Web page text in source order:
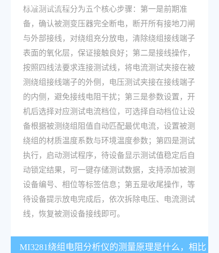
的操作流程是什么？
标准测试流程分为五个核心步骤：第一是前期准
备，确认被测变压器完全断电，断开所有接地刀闸
与外部接线，对绕组充分放电，清除绕组接线端子
表面的氧化层，保证接触良好；第二是接线操作，
按照四线法要求连接测试线，将电流测试夹接在被
测绕组接线端子的外侧，电压测试夹接在接线端子
的内侧，避免接线电阻干扰；第三是参数设置，开
机后选择对应测试电流档位，可选择自动档位让设
备根据被测绕组阻值自动匹配最优电流，设置被测
绕组的材质温度系数与环境温度参数；第四是测试
执行，启动测试程序，待设备显示测试值稳定后自
动锁定结果，可一键存储测试数据，支持添加被测
设备编号、相位等标签信息；第五是收尾操作，等
待设备提示放电完成后，依次拆除电压、电流测试
线，恢复被测设备接线即可。
MI3281绕组电阻分析仪的测量原理是什么，相比